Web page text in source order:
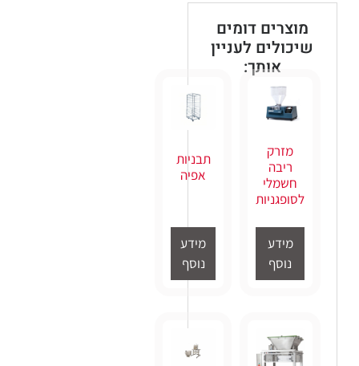
מוצרים דומים
שיכולים לעניין
אותך:
מזרק
ריבה
חשמלי
לסופגניות
מידע
נוסף
תבניות
אפיה
מידע
נוסף